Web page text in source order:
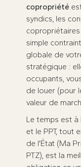
copropriété
syndics, les
simple
globale de
stratégique :
occupants,
de louer (pour
valeur de
Le temps est à
et le PPT, tout
de l'État (Ma
PTZ), est la